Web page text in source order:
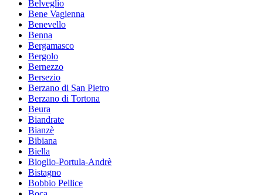
Belveglio
Bene Vagienna
Benevello
Benna
Bergamasco
Bergolo
Bernezzo
Bersezio
Berzano di San Pietro
Berzano di Tortona
Beura
Biandrate
Bianzè
Bibiana
Biella
Bioglio-Portula-Andrè
Bistagno
Bobbio Pellice